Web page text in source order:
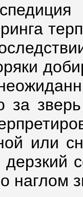
за
или
наглом